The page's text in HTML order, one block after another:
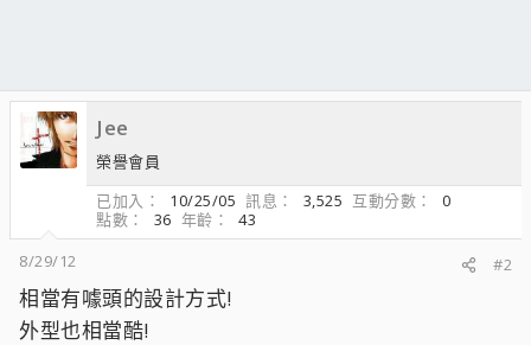
Jee
榮譽會員
已加入
10/25/05 訊息 3,525 互動分數
0
點數
36 年齡
43
8/29/12
#2
相當有噱頭的設計方式!
外型也相當酷!